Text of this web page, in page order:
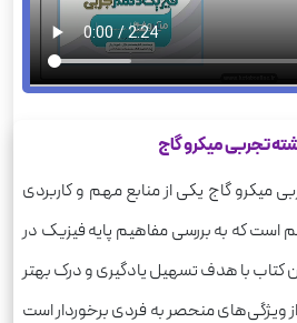
تجربی میکرو گاج
میکرو گاج یکی از منابع مهم و کاربردی
است که به بررسی مفاهیم پایه فیزیک در
کتاب با هدف تسهیل یادگیری و درک بهتر
ویژگی‌های منحصر به فردی برخوردار است